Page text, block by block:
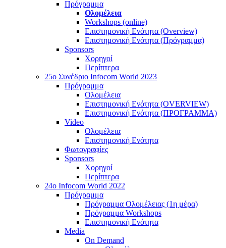
Πρόγραμμα
Ολομέλεια
Workshops (online)
Επιστημονική Ενότητα (Overview)
Επιστημονική Ενότητα (Πρόγραμμα)
Sponsors
Χορηγοί
Περίπτερα
25o Συνέδριο Infocom World 2023
Πρόγραμμα
Ολομέλεια
Επιστημονική Ενότητα (OVERVIEW)
Επιστημονική Ενότητα (ΠΡΟΓΡΑΜΜΑ)
Video
Ολομέλεια
Επιστημονική Ενότητα
Φωτογραφίες
Sponsors
Χορηγοί
Περίπτερα
24o Infocom World 2022
Πρόγραμμα
Πρόγραμμα Ολομέλειας (1η μέρα)
Πρόγραμμα Workshops
Επιστημονική Ενότητα
Media
On Demand